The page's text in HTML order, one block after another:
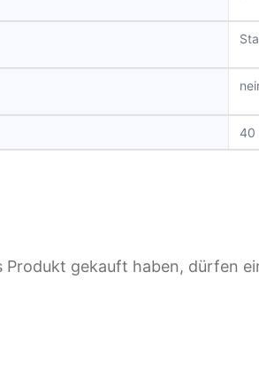
40
Produkt gekauft haben, dürfen